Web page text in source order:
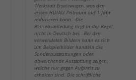
Werkstatt Ersatzwagen, was den
ersten HU/AU Zeitraum auf 1 Jahr
reduzieren kann. Die
Betriebsanleitung liegt in der Regel
nicht in Deutsch bei. Bei den
verwendeten Bildern kann es sich
um Beispielbilder handeln die
Sonderausstattungen oder
abweichende Ausstattung zeigen,
welche nur gegen Aufpreis zu
erhalten sind. Die schriftliche